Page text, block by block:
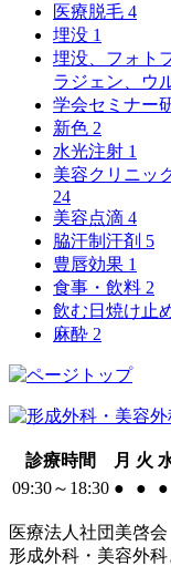
医療脱毛 4
埋没 1
埋没、フォト
ラジェン、ウ
学会セミナー
新色 2
水光注射 1
美容クリニッ
24
美容点滴 4
脇汗制汗剤 5
豊唇効果 1
食事・飲料 2
飲む日焼け止
麻酔 2
診療時間 月 火
09:30～18:30 ● ● ●
医療法人社団美啓会
形成外科・美容外